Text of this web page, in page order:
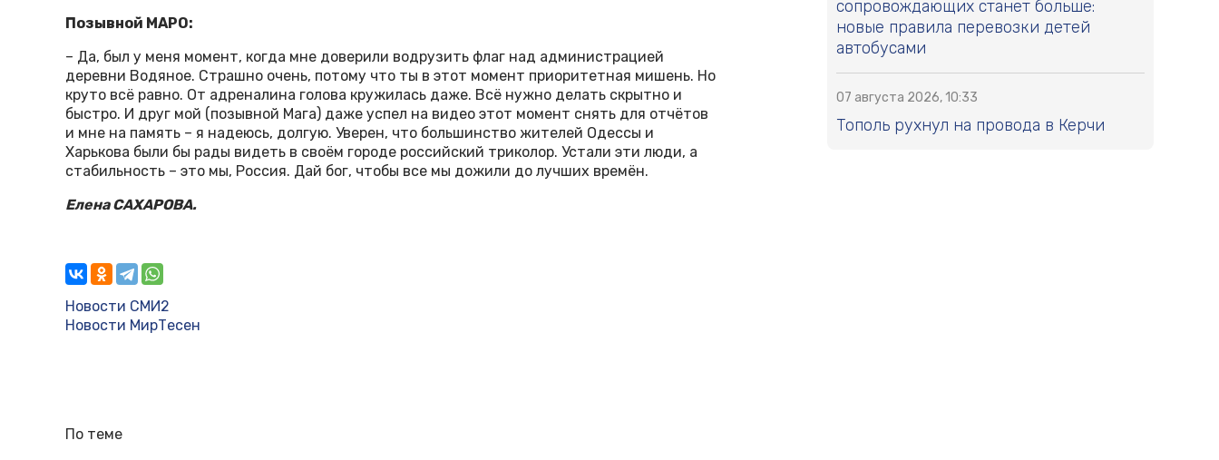
Позывной МАРО:
– Да, был у меня момент, когда мне доверили водрузить флаг над администрацией
деревни Водяное. Страшно очень, потому что ты в этот момент приоритетная мишень. Но
круто всё равно. От адреналина голова кружилась даже. Всё нужно делать скрытно и
быстро. И друг мой (позывной Мага) даже успел на видео этот момент снять для отчётов
и мне на память – я надеюсь, долгую. Уверен, что большинство жителей Одессы и
Харькова были бы рады видеть в своём городе российский триколор. Устали эти люди, а
стабильность – это мы, Россия. Дай бог, чтобы все мы дожили до лучших времён.
Елена САХАРОВА.
Новости СМИ2
Новости МирТесен
По теме
сопровождающих станет больше:
новые правила перевозки детей
автобусами
07 августа 2026, 10:33
Тополь рухнул на провода в Керчи